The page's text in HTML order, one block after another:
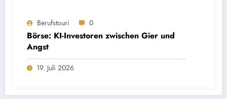
Berufstouri 0
Börse: KI-Investoren zwischen Gier und
Angst
19. Juli 2026